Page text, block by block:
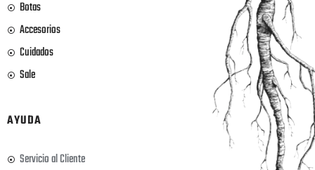
Botas
Accesorios
Cuidados
Sale
AYUDA
Servicio al Cliente